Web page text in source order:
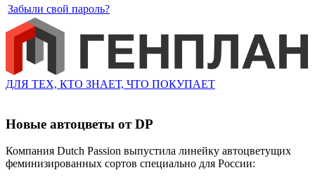
Забыли свой пароль?
ДЛЯ ТЕХ, КТО ЗНАЕТ, ЧТО ПОКУПАЕТ
Новые автоцветы от DP
Компания Dutch Passion выпустила линейку автоцветущих
феминизированных сортов специально для России: